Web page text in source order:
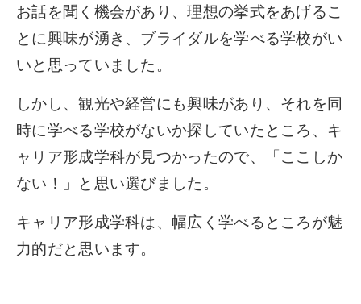
お話を聞く機会があり、理想の挙式をあげるこ
とに興味が湧き、ブライダルを学べる学校がい
いと思っていました。
しかし、観光や経営にも興味があり、それを同
時に学べる学校がないか探していたところ、キ
ャリア形成学科が見つかったので、「ここしか
ない！」と思い選びました。
キャリア形成学科は、幅広く学べるところが魅
力的だと思います。